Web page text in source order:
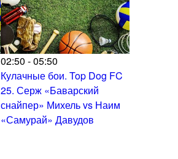
02:50 - 05:50
Кулачные бои. Top Dog FC
25. Серж «Баварский
снайпер» Михель vs Наим
«Самурай» Давудов